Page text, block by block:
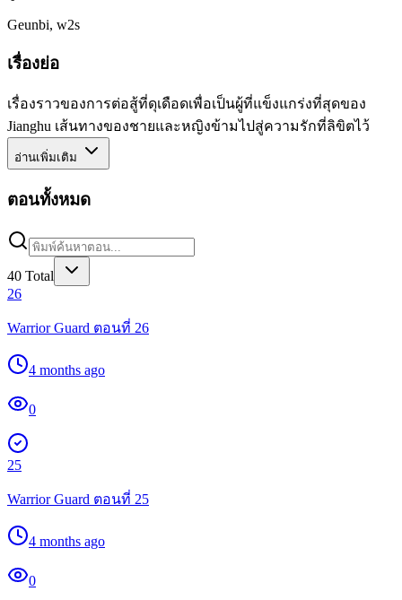
Geunbi, w2s
เรื่องย่อ
เรื่องราวของการต่อสู้ที่ดุเดือดเพื่อเป็นผู้ที่แข็งแกร่งที่สุดของ
Jianghu เส้นทางของชายและหญิงข้ามไปสู่ความรักที่ลิขิตไว้
อ่านเพิ่มเติม
ตอนทั้งหมด
40 Total
26
Warrior Guard ตอนที่ 26
4 months ago
0
25
Warrior Guard ตอนที่ 25
4 months ago
0